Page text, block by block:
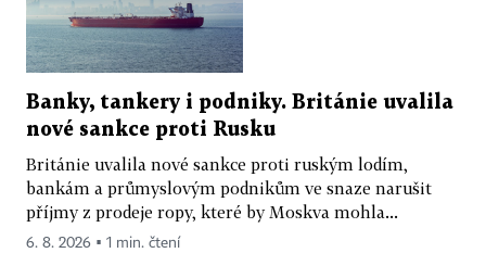
Banky, tankery i podniky. Británie uvalila
nové sankce proti Rusku
Británie uvalila nové sankce proti ruským lodím,
bankám a průmyslovým podnikům ve snaze narušit
příjmy z prodeje ropy, které by Moskva mohla...
6. 8. 2026 ▪ 1 min. čtení